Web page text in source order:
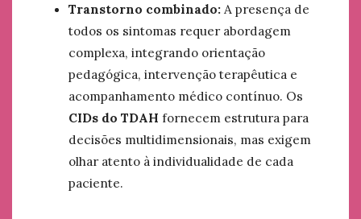
Transtorno combinado: A presença de
todos os sintomas requer abordagem
complexa, integrando orientação
pedagógica, intervenção terapêutica e
acompanhamento médico contínuo. Os
CIDs do TDAH fornecem estrutura para
decisões multidimensionais, mas exigem
olhar atento à individualidade de cada
paciente.